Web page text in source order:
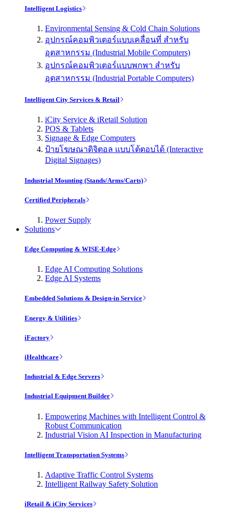
Intelligent Logistics
Environmental Sensing & Cold Chain Solutions
อุปกรณ์คอมพิวเตอร์แบบเคลื่อนที่ สำหรับ
อุตสาหกรรม (Industrial Mobile Computers)
อุปกรณ์คอมพิวเตอร์แบบพกพา สำหรับ
อุตสาหกรรม (Industrial Portable Computers)
Intelligent City Services & Retail
iCity Service & iRetail Solution
POS & Tablets
Signage & Edge Computers
ป้ายโฆษณาดิจิตอล แบบโต้ตอบได้ (Interactive
Digital Signages)
Industrial Mounting (Stands/Arms/Carts)
Certified Peripherals
Power Supply
Solutions
Edge Computing & WISE-Edge
Edge AI Computing Solutions
Edge AI Systems
Embedded Solutions & Design-in Service
Energy & Utilities
iFactory
iHealthcare
Industrial & Edge Servers
Industrial Equipment Builder
Empowering Machines with Intelligent Control &
Robust Communication
Industrial Vision AI Inspection in Manufacturing
Intelligent Transportation Systems
Adaptive Traffic Control Systems
Intelligent Railway Safety Solution
iRetail & iCity Services